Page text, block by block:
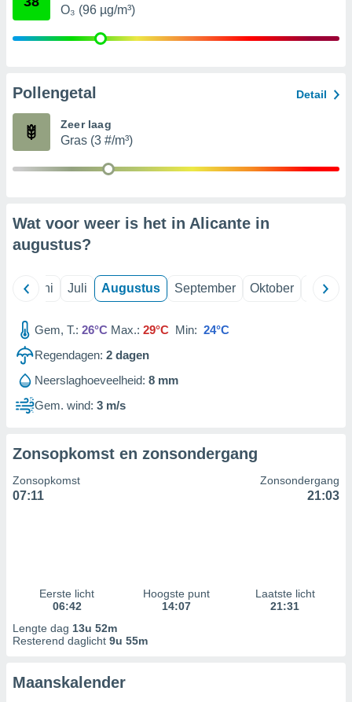
partners
O₃ (96 µg/m³)
Pollengetal Detail
Zeer laag
Gras (3 #/m³)
Wat voor weer is het in Alicante in
augustus?
Juni Juli Augustus September Oktober
Gem, T.: 26°C Max.: 29°C Min: 24°C
Regendagen: 2 dagen
Neerslaghoeveelheid: 8 mm
Gem. wind: 3 m/s
Zonsopkomst en zonsondergang
Zonsopkomst
07:11
Zonsondergang
21:03
Eerste licht
06:42
Hoogste punt
14:07
Laatste licht
21:31
Lengte dag 13u 52m
Resterend daglicht 9u 55m
Maanskalender